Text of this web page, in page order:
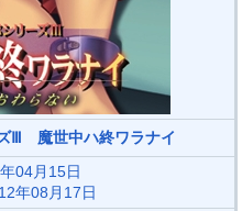
Ⅲ 魔世中ハ終ワラナイ
04月15日
年08月17日